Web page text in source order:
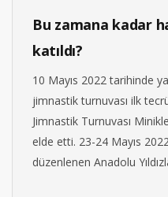
Bu zamana kadar
katıldı?
10 Mayıs 2022 tarihinde
jimnastik turnuvası ilk
Jimnastik Turnuvası
elde etti. 23-24 Mayıs
düzenlenen Anadolu